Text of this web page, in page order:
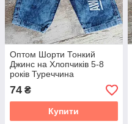
Оптом Шорти Тонкий
Джинс на Хлопчиків 5-8
років Туреччина
74 ₴
Купити